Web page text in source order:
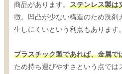
商品があります。 ステンレス製は
徴。凹凸が少ない構造のため洗剤
生しにくいという利点もあります。
プラスチック製であれば、金属で
ため持ち運びやすさという点では